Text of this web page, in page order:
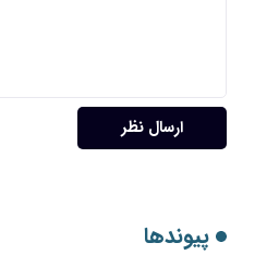
ارسال نظر
پیوندها